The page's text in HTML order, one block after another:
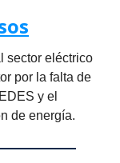
sector eléctrico
por la falta de
y el
de energía.